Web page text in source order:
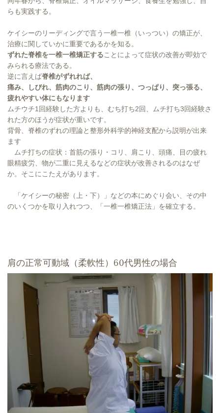
らも実践する。
ケイシーのリーディングで言う一椎一椎（いっつい）の矯正が、
治療に関していかに重要であるかを知る。
ずれた脊椎を一椎一椎矯正することによって症状の改善が即効で
みられる療法である。
逆に言えば脊椎がずれれば、
痛み、しびれ、筋肉のこり、筋肉の張り、つっぱり、突っ張る、
疲れやすい体にもなります
ムチウチ1回経験した方よりも、むち打ち2回、ムチ打ち3回経験さ
れた方のほうが症状が重いです。
背骨、脊椎のずれの理論と整形外科学的神経支配から説明が出来
ます
ムチ打ちの症状：首筋の張り・コリ、肩こり、頭痛、目の疲れ
眼精疲労、物が二重に見えるなどの症状が改善されるのはなぜ
か。そこにこたえがあります。
「ケイシーの秘密（上・下）」などの本にめぐり会い、その中
のいくつかを取り入れつつ、「一椎一椎矯正法」を確立する。
肩の正常可動域（柔軟性）60代男性の場合